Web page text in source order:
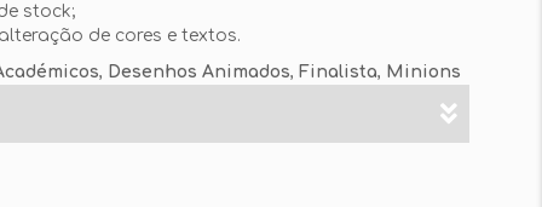
stock;
de cores e textos.
, Desenhos Animados, Finalista, Minions